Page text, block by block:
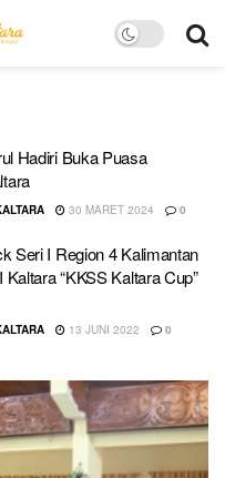
Hadiri Buka Puasa
30 MARET 2024 0
Seri I Region 4 Kalimantan
“KKSS Kaltara Cup”
13 JUNI 2022 0